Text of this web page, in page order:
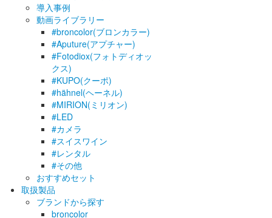
導入事例
動画ライブラリー
#broncolor(ブロンカラー)
#Aputure(アプチャー)
#Fotodiox(フォトディオッ
クス)
#KUPO(クーポ)
#hähnel(ヘーネル)
#MIRION(ミリオン)
#LED
#カメラ
#スイスワイン
#レンタル
#その他
おすすめセット
取扱製品
ブランドから探す
broncolor